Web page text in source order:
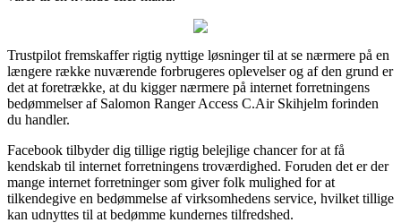
Trustpilot fremskaffer rigtig nyttige løsninger til at se nærmere på en
længere række nuværende forbrugeres oplevelser og af den grund er
det at foretrække, at du kigger nærmere på internet forretningens
bedømmelser af Salomon Ranger Access C.Air Skihjelm forinden
du handler.
Facebook tilbyder dig tillige rigtig belejlige chancer for at få
kendskab til internet forretningens troværdighed. Foruden det er der
mange internet forretninger som giver folk mulighed for at
tilkendegive en bedømmelse af virksomhedens service, hvilket tillige
kan udnyttes til at bedømme kundernes tilfredshed.